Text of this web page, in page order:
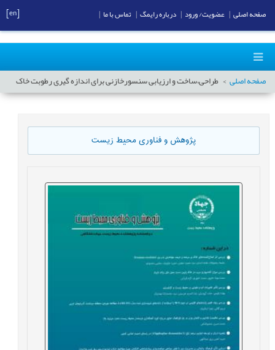
صفحه اصلی طراحی،ساخت و ارزیابی سنسورخازنی برای اندازه گیری رطوبت خاک
پژوهش و فناوری محیط زیست
صفحه اصلی عضویت/ ورود درباره رایمگ تماس با ما